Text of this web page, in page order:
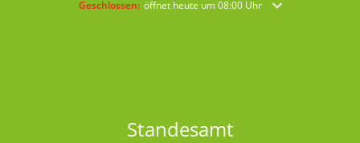
Klicken, um weitere Öffnungs- oder Schließzeiten
Geschlossen: öffnet heute um 08:00 Uhr
Standesamt